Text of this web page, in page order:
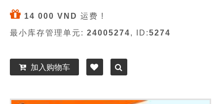
14 000 VND 运费 !
最小库存管理单元: 24005274, ID:5274
加入购物车